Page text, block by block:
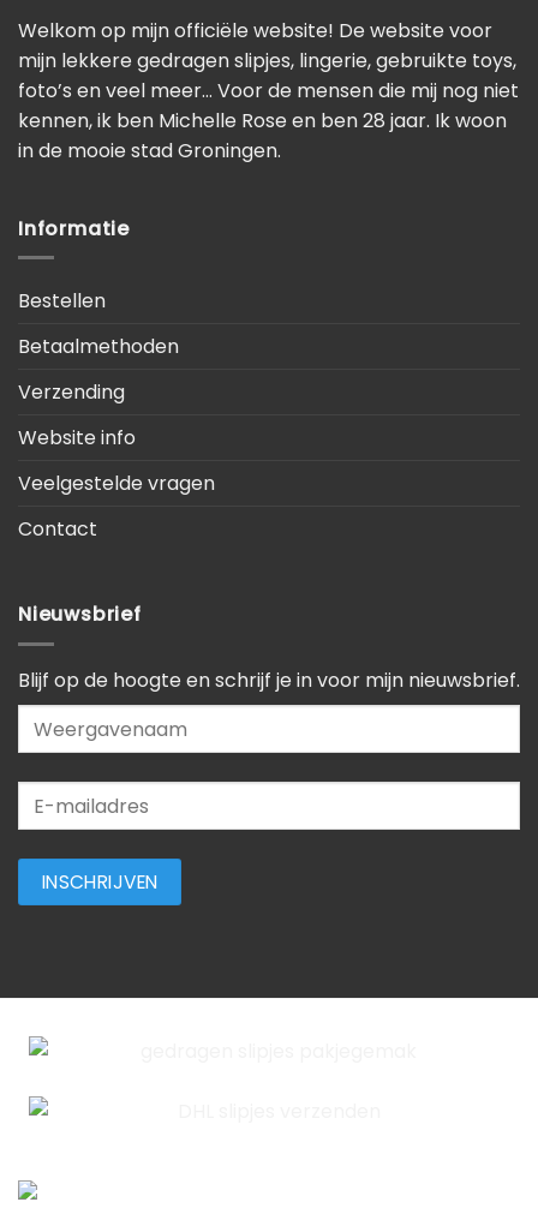
Welkom op mijn officiële website! De website voor
mijn lekkere gedragen slipjes, lingerie, gebruikte toys,
foto’s en veel meer… Voor de mensen die mij nog niet
kennen, ik ben Michelle Rose en ben 28 jaar. Ik woon
in de mooie stad Groningen.
Informatie
Bestellen
Betaalmethoden
Verzending
Website info
Veelgestelde vragen
Contact
Nieuwsbrief
Blijf op de hoogte en schrijf je in voor mijn nieuwsbrief.